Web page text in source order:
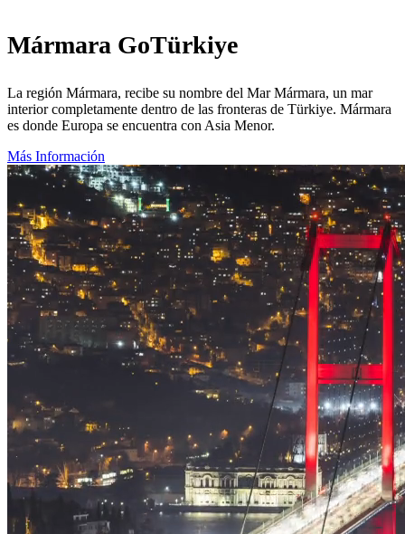
Mármara GoTürkiye
La región Mármara, recibe su nombre del Mar Mármara, un mar
interior completamente dentro de las fronteras de Türkiye. Mármara
es donde Europa se encuentra con Asia Menor.
Más Información